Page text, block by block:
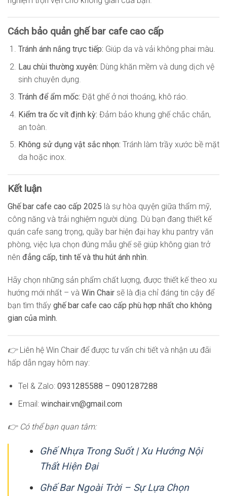
Cách bảo quản ghế bar cafe cao cấp
Tránh ánh nắng trực tiếp: Giúp da và vải không phai màu.
Lau chùi thường xuyên: Dùng khăn mềm và dung dịch vệ
sinh chuyên dụng.
Tránh để ẩm mốc: Đặt ghế ở nơi thoáng, khô ráo.
Kiểm tra ốc vít định kỳ: Đảm bảo khung ghế chắc chắn,
an toàn.
Không sử dụng vật sắc nhọn: Tránh làm trầy xước bề mặt
da hoặc inox.
Kết luận
Ghế bar cafe cao cấp 2025 là sự hòa quyện giữa thẩm mỹ,
công năng và trải nghiệm người dùng. Dù bạn đang thiết kế
quán cafe sang trọng, quầy bar hiện đại hay khu pantry văn
phòng, việc lựa chọn đúng mẫu ghế sẽ giúp không gian trở
nên đẳng cấp, tinh tế và thu hút ánh nhìn
Hãy chọn những sản phẩm chất lượng, được thiết kế theo xu
hướng mới nhất – và Win Chair sẽ là địa chỉ đáng tin cậy để
bạn tìm thấy ghế bar cafe cao cấp phù hợp nhất cho không
gian của mình.
👉Liên hệ Win Chair để được tư vấn chi tiết và nhận ưu đãi
hấp dẫn ngay hôm nay:
Tel & Zalo: 0931285588 – 0901287288
Email: winchair.vn@gmail.com
👉 Có thể bạn quan tâm:
Ghế Nhựa Trong Suốt | Xu Hướng Nội
Thất Hiện Đại
Ghế Bar Ngoài Trời – Sự Lựa Chọn